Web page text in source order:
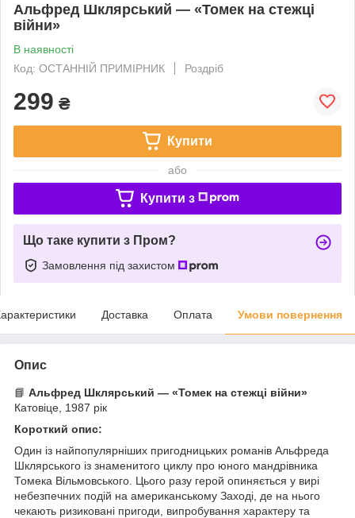
Альфред Шклярський — «Томек на стежці
війни»
В наявності
Код: ОСТАННІЙ ПРИМІРНИК
Роздріб
299 ₴
Купити
або
Купити з
Що таке купити з Пром?
Замовлення під захистом
Доставка Оплата Умови повернення
Опис
📘 Альфред Шклярський — «Томек на стежці війни»
Катовіце, 1987 рік
Короткий опис:
Один із найпопулярніших пригодницьких романів Альфреда
Шклярського із знаменитого циклу про юного мандрівника
Томека Вільмовського. Цього разу герой опиняється у вирі
небезпечних подій на американському Заході, де на нього
чекають ризиковані пригоди, випробування характеру та